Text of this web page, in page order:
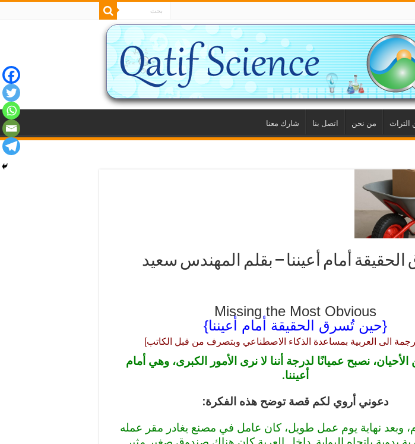
التراث من نحن اتصل بنا شارك معنا
أمام أعيننا – بقلم المهندس سعيد
Missing the Most Obvious
{حين تُسرق الحقيقة أمام أعيننا}
الى العربية بمساعدة الذكاء الاصطناعي وبتصرف من قبل الكاتب]
نصبح عميانًا لدرجة أننا لا نرى الأمور الكبرى، وهي أمام
أعيننا.
دعوني أروي لكم قصة توضح هذه الفكرة:
وبعد نهاية يوم عمل طويل، كان عامل في مصنع يغادر مقر عمله